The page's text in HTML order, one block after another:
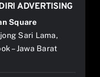
ADVERTISING
Square
Sari Lama,
– Jawa Barat